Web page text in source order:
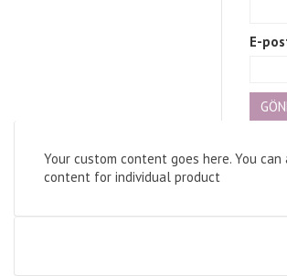
E-
Your custom content goes here. You can
content for individual product